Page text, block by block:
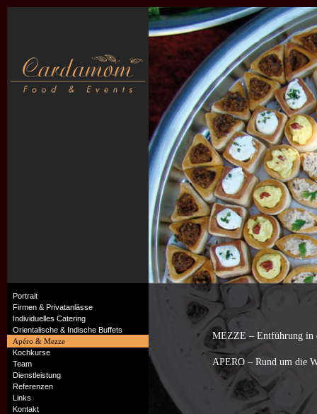
Portrait
Firmen & Privatanlässe
Individuelles Catering
Orientalische & Indische Buffets
Apéro & Mezze
Kochkurse
Team
Dienstleistung
Referenzen
Links
Kontakt
MEZZE – Entführung in
APERO – Rund um die